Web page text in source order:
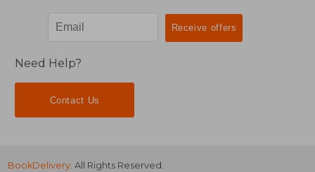
Need Help?
Contact Us
BookDelivery. All Rights Reserved.